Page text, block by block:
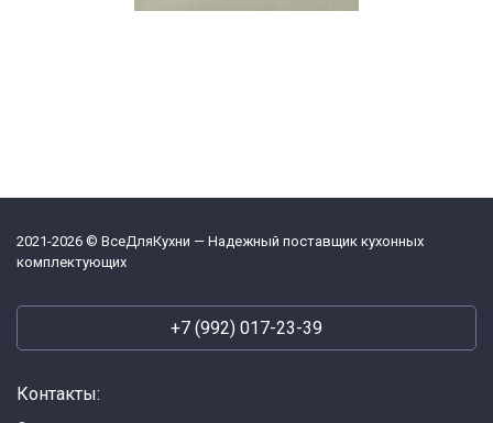
2021-2026 © ВсеДляКухни — Надежный поставщик кухонных
комплектующих
+7 (992) 017-23-39
Контакты: